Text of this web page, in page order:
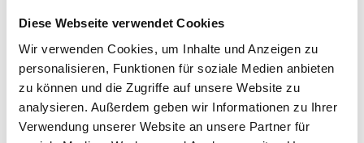
Diese Webseite verwendet Cookies
Wir verwenden Cookies, um Inhalte und Anzeigen zu
personalisieren, Funktionen für soziale Medien anbieten
zu können und die Zugriffe auf unsere Website zu
analysieren. Außerdem geben wir Informationen zu Ihrer
Verwendung unserer Website an unsere Partner für
wenn es viel Abwechslung gibt und man Dinge
Was sind deine Ziele? Beruflich und/oder privat?
"Ziele: Fit bleiben, neues Haus schön zu renovieren.
Zeit für meine Kinder haben!!! Das schaffe ich auch!